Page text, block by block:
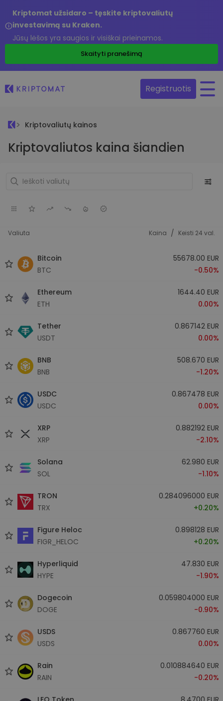
Kriptomat užsidaro – tęskite kriptovaliutų
investavimą su Kraken.
Jūsų lėšos yra saugios ir visiškai prieinamos.
Skaityti pranešimą
Registruotis
Kriptovaliutų kainos
Kriptovaliutos kaina šiandien
Valiuta Kaina / Keisti 24 val.
Bitcoin
BTC
55678.00 EUR
-0.50%
Ethereum
ETH
1644.40 EUR
0.00%
Tether
USDT
0.867142 EUR
0.00%
BNB
BNB
508.670 EUR
-1.20%
USDC
USDC
0.867478 EUR
0.00%
XRP
XRP
0.882192 EUR
-2.10%
Solana
SOL
62.980 EUR
-1.10%
TRON
TRX
0.284096000 EUR
+0.20%
Figure Heloc
FIGR_HELOC
0.898128 EUR
+0.20%
Hyperliquid
HYPE
47.830 EUR
-1.90%
Dogecoin
DOGE
0.059804000 EUR
-0.90%
USDS
USDS
0.867760 EUR
0.00%
Rain
RAIN
0.010884640 EUR
-0.20%